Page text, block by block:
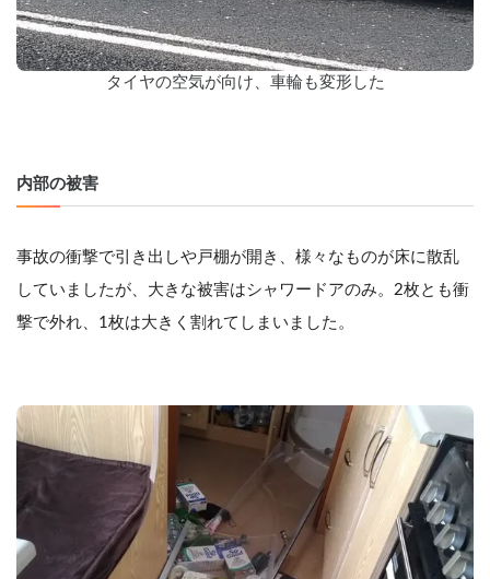
タイヤの空気が向け、車輪も変形した
内部の被害
事故の衝撃で引き出しや戸棚が開き、様々なものが床に散乱
していましたが、大きな被害はシャワードアのみ。2枚とも衝
撃で外れ、1枚は大きく割れてしまいました。